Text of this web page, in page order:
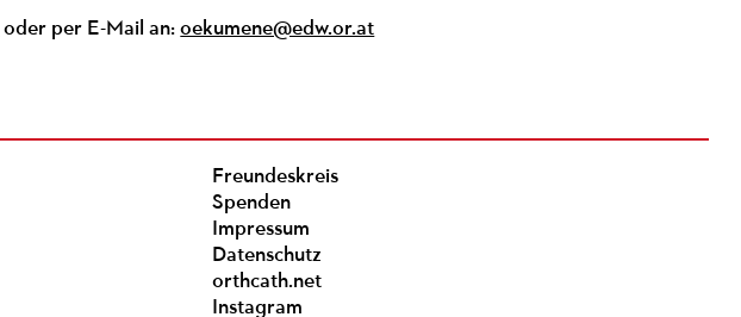
oder per E-Mail an:oekumene@edw.or.at
Freundeskreis
Spenden
Impressum
Datenschutz
orthcath.net
Instagram